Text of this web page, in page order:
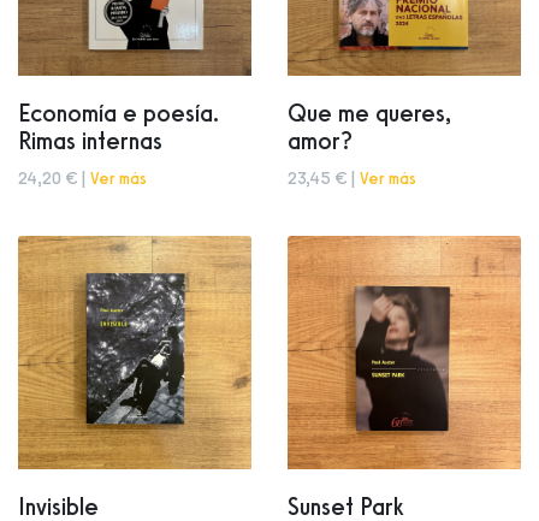
Economía e poesía.
Rimas internas
24,20 € | Ver más
Que me queres,
amor?
23,45 € | Ver más
Invisible Sunset Park